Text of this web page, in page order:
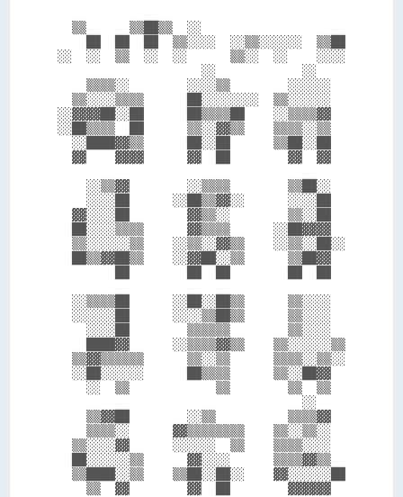
  ▒▒      ▒▒██▒▒  ░░
    ██  ██  ██  ▒▒░░░░  ░░▒▒░░░░░░  ▒▒██
░░  ░░  ▒▒  ░░  ░░      ▒▒░░  ░░    ░░░░
                    ░░            ░░
    ▒▒▒▒░░        ░░░░▒▒        ░░░░░░
  ▒▒░░░░▒▒▒▒      ██░░░░░░░░  ▒▒░░░░░░
░░▓▓▓▓██░░██      ██▒▒▒▒██    ░░▒▒▒▒▓▓
░░██▒▒▒▒  ██      ▒▒░░▓▓▒▒    ▒▒▒▒░░▒▒
  ░░████▓▓▒▒      ██░░██      ▒▒██░░██
  ▓▓    ▓▓▓▓      ▓▓  ██        ▓▓  ▓▓
    ░░▒▒▓▓        ░░▒▒▒▒        ▒▒██░░
    ░░░░██      ░░██▒▒▓▓░░      ░░░░██
  ▓▓░░░░██        ▓▓▒▒░░        ▒▒░░██
  ██░░░░▒▒▒▒      ▓▓▒▒▒▒      ░░██▓▓▓▓
  ▒▒░░░░░░▒▒    ░░▒▒░░▓▓▒▒    ░░▒▒░░██░░
  ██▒▒▓▓██▒▒    ░░▓▓██░░▒▒      ▒▒██▓▓
  ░░▒▒▒▒██      ░░██░░██▒▒      ▒▒░░░░
  ░░░░░░██      ░░░░▒▒██▒▒      ▒▒░░░░
    ░░░░██        ▒▒▒▒▒▒        ▒▒░░░░
    ████▓▓      ░░▒▒▒▒▓▓▒▒    ▒▒░░░░░░▒▒
  ▒▒▓▓▒▒▒▒▒▒      ▒▒░░▒▒      ▒▒▒▒░░▒▒░░
  ░░██░░░░░░      ██▒▒▒▒      ▒▒░░██▓▓
    ░░  ▒▒            ▒▒        ▒▒  ▒▒
                                  ░░
    ▒▒▓▓██        ░░▒▒          ▒▒▒▒▓▓
    ▒▒▒▒░░      ▓▓▒▒▒▒▒▒▒▒    ▒▒░░▒▒░░
  ▒▒░░░░▓▓      ░░░░░░  ▒▒    ▒▒▒▒░░░░
  ██░░░░░░▒▒      ▓▓░░░░      ▒▒▒▒▓▓▒▒
  ▒▒████░░▒▒    ▒▒██░░██░░    ▓▓░░░░░░██
    ▒▒  ▓▓        ▓▓  ██        ▓▓▓▓▓▓